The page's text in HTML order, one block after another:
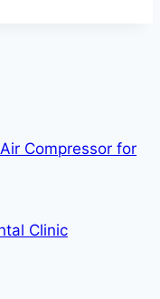
Compressor for
Clinic